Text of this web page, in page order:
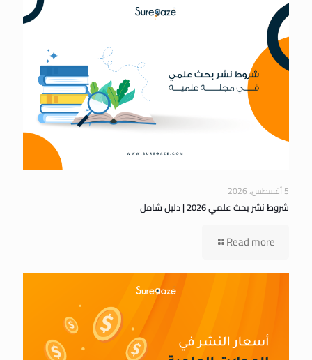
5 أغسطس، 2026
شروط نشر بحث علمي 2026 | دليل شامل
Read more